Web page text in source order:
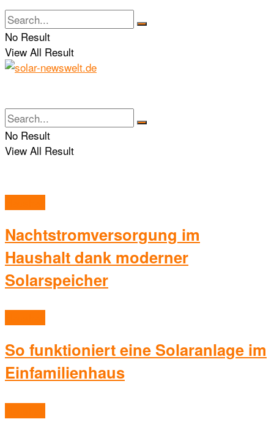
No Result
View All Result
No Result
View All Result
Nachtstromversorgung im
Haushalt dank moderner
Solarspeicher
So funktioniert eine Solaranlage im
Einfamilienhaus